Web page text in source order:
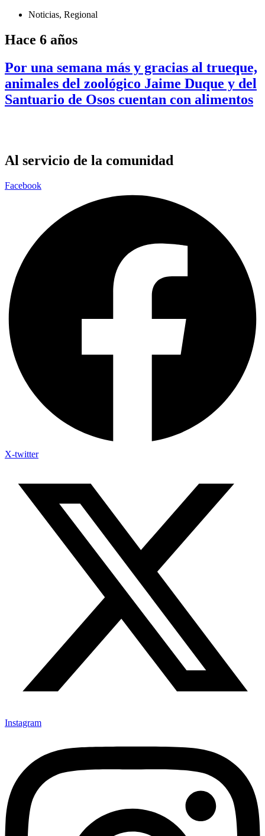
Noticias, Regional
Hace 6 años
Por una semana más y gracias al trueque,
animales del zoológico Jaime Duque y del
Santuario de Osos cuentan con alimentos
Al servicio de la comunidad
Facebook
X-twitter
Instagram